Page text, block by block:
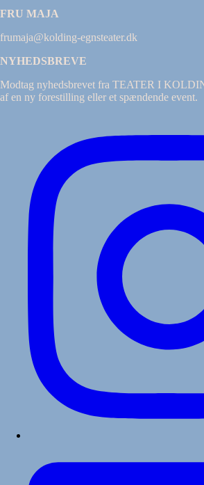
FRU MAJA
frumaja@kolding-egnsteater.dk
NYHEDSBREVE
Modtag nyhedsbrevet fra TEATER I
af en ny forestilling eller et spændende event.